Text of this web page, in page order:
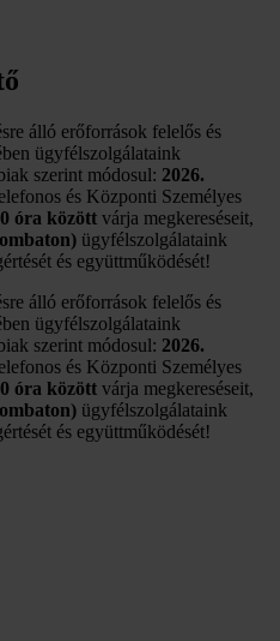
álló erőforrások felelős és
ügyfélszolgálataink
szerint módosul: 2026.
és Központi Személyes
óra között várja megkereséseit,
ügyfélszolgálataink
és együttműködését!
álló erőforrások felelős és
ügyfélszolgálataink
szerint módosul: 2026.
és Központi Személyes
óra között várja megkereséseit,
ügyfélszolgálataink
és együttműködését!